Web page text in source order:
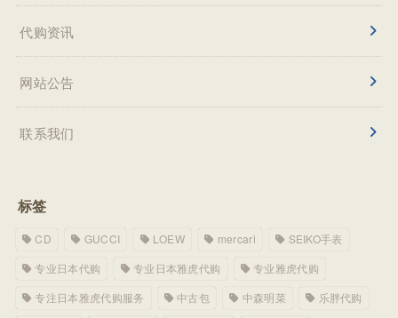
代购资讯
网站公告
联系我们
标签
CD GUCCI LOEW mercari
SEIKO手表
专业日本代购
专业日本雅虎代购
专业雅虎代购
专注日本雅虎代购服务
中古包 中森明菜
乐胖代购